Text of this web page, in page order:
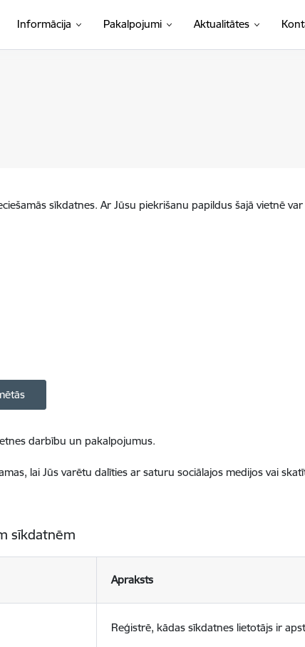
Informācija Pakalpojumi Aktualitātes
sīkdatnes. Ar Jūsu piekrišanu papildus šajā vietnē
darbību un pakalpojumus.
lai Jūs varētu dalīties ar saturu sociālajos medijos vai
sīkdatnēm
Apraksts
Reģistrē, kādas sīkdatnes lietotājs ir